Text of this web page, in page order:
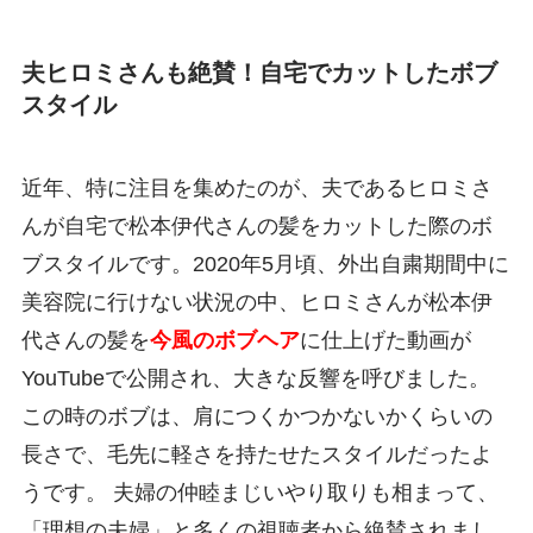
夫ヒロミさんも絶賛！自宅でカットしたボブ
スタイル
近年、特に注目を集めたのが、夫であるヒロミさ
んが自宅で松本伊代さんの髪をカットした際のボ
ブスタイルです。2020年5月頃、外出自粛期間中に
美容院に行けない状況の中、ヒロミさんが松本伊
代さんの髪を今風のボブヘアに仕上げた動画が
YouTubeで公開され、大きな反響を呼びました。
この時のボブは、肩につくかつかないかくらいの
長さで、毛先に軽さを持たせたスタイルだったよ
うです。 夫婦の仲睦まじいやり取りも相まって、